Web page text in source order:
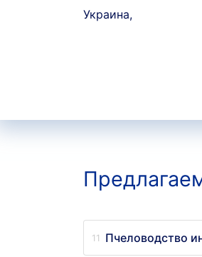
Украина,
Пчеловодство